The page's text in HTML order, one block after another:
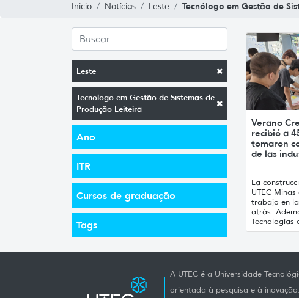
Inicio Notícias Leste Tecnólogo em Gestão de
Leste
Tecnólogo em Gestão de Sistemas de
Produção Leiteira
Ano
ITR
Cursos de graduação
Tags
Verano
recibió a
tomaron
de las
La
UTEC
trabajo en
atrás.
Tecnologías
A UTEC é a Universidade
orientada à pesquisa e à